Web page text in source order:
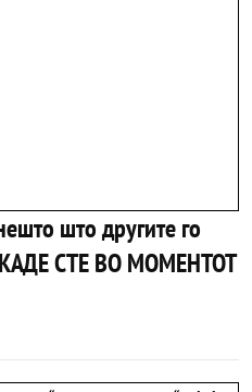
што другите го
СТЕ ВО МОМЕНТОТ